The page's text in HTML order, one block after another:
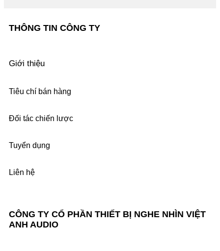
CÔNG TY CỔ PHẦN THIẾT BỊ NGHE NHÌN VIỆT
ANH AUDIO
THÔNG TIN CÔNG TY
Giới thiệu
Tiêu chí bán hàng
Đối tác chiến lược
Tuyển dụng
Liên hệ